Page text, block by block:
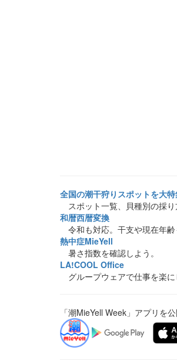
全国の潮干狩りスポットを大特
スポット一覧、貝種別の採り
和暦西暦変換
令和も対応。干支や現在年齢
熱中症MieYell
暑さ指数を確認しよう。
LA!COOL Office
グループウェアで仕事を楽に
「潮MieYell Week」アプリを